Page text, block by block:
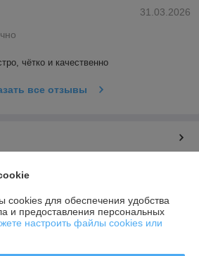
31.03.2026
чётко и качественно
все отзывы
для обеспечения удобства
и предоставления персональных
настроить файлы cookies или